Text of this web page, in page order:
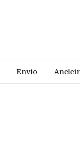
Envio